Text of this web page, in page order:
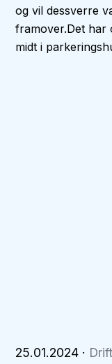
og vil dessverre
framover.Det har
midt i
25.01.2024 ·